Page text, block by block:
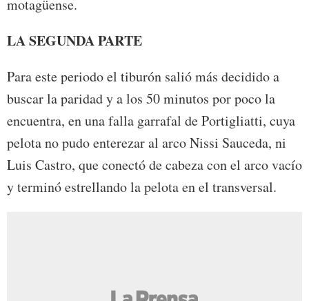
motagüense.
LA SEGUNDA PARTE
Para este periodo el tiburón salió más decidido a
buscar la paridad y a los 50 minutos por poco la
encuentra, en una falla garrafal de Portigliatti, cuya
pelota no pudo enterezar al arco Nissi Sauceda, ni
Luis Castro, que conectó de cabeza con el arco vacío
y terminó estrellando la pelota en el transversal.